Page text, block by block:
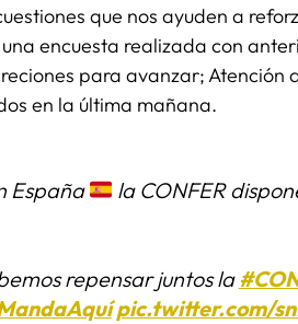
que nos ayuden a
encuesta realizada con
para avanzar; Atención
en la última mañana.
España
la CONFER
repensar juntos la
pic.twitter.com/